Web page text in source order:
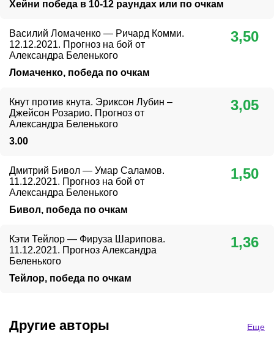
Хейни победа в 10-12 раундах или по очкам
Василий Ломаченко — Ричард Комми.
12.12.2021. Прогноз на бой от
Александра Беленького
Ломаченко, победа по очкам
3,50
Кнут против кнута. Эриксон Лубин –
Джейсон Розарио. Прогноз от
Александра Беленького
3.00
3,05
Дмитрий Бивол — Умар Саламов.
11.12.2021. Прогноз на бой от
Александра Беленького
Бивол, победа по очкам
1,50
Кэти Тейлор — Фируза Шарипова.
11.12.2021. Прогноз Александра
Беленького
Тейлор, победа по очкам
1,36
Другие авторы Еще